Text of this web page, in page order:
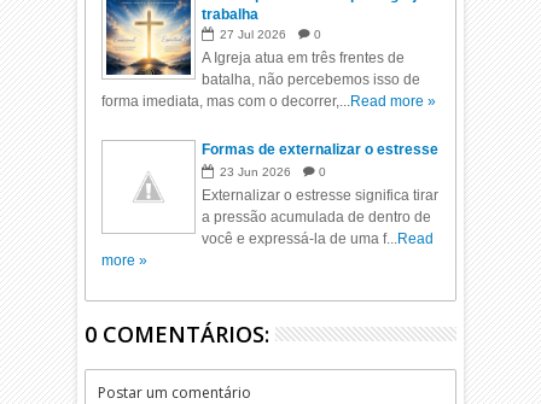
trabalha
27 Jul 2026 0
A Igreja atua em três frentes de
batalha, não percebemos isso de
forma imediata, mas com o decorrer,...Read more »
Formas de externalizar o estresse
23 Jun 2026 0
Externalizar o estresse significa tirar
a pressão acumulada de dentro de
você e expressá-la de uma f...Read
more »
0 COMENTÁRIOS:
Postar um comentário